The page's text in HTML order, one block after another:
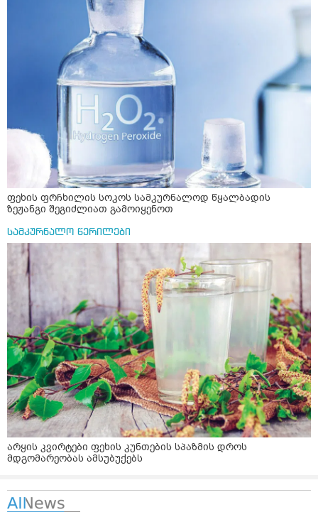
ფეხის ფრჩხილის სოკოს სამკურნალოდ წყალბადის
ზეჟანგი შეგიძლიათ გამოიყენოთ
სამკურნალო წერილები
არყის კვირტები ფეხის კუნთების სპაზმის დროს
მდგომარეობას ამსუბუქებს